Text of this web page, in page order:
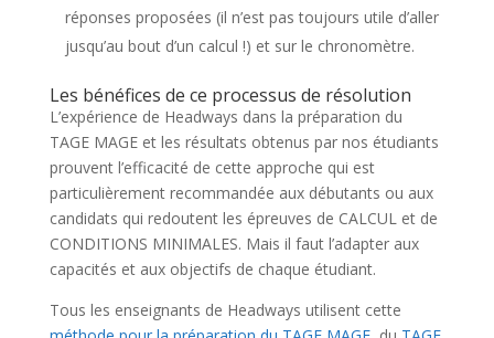
réponses proposées (il n’est pas toujours utile d’aller
jusqu’au bout d’un calcul !) et sur le chronomètre.
Les bénéfices de ce processus de résolution
L’expérience de Headways dans la préparation du
TAGE MAGE et les résultats obtenus par nos étudiants
prouvent l’efficacité de cette approche qui est
particulièrement recommandée aux débutants ou aux
candidats qui redoutent les épreuves de CALCUL et de
CONDITIONS MINIMALES. Mais il faut l’adapter aux
capacités et aux objectifs de chaque étudiant.
Tous les enseignants de Headways utilisent cette